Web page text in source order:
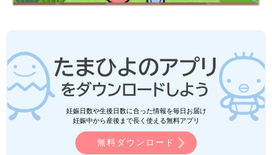
妊娠日数や生後日数に合った情報を毎日お届け
妊娠中から産後まで長く使える無料アプリ
無料ダウンロード